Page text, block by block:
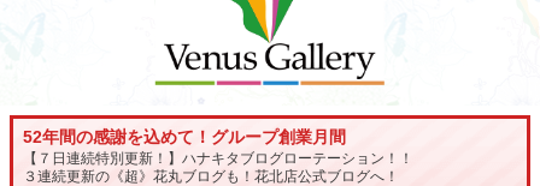
52年間の感謝を込めて！グループ創業月間
【７日連続特別更新！】ハナキタブログローテーション！！
３連続更新の《超》花丸ブログも！花北店公式ブログへ！